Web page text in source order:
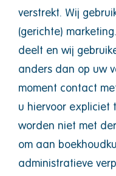
verstrekt. Wij
(gerichte)
deelt en wij
anders dan op uw
moment contact
u hiervoor expliciet
worden niet met
om aan
administratieve